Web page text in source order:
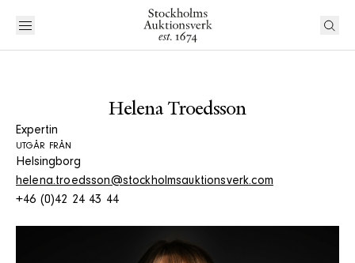
Helena Troedsson
Expertin
UTGÅR FRÅN
Helsingborg
helena.troedsson@stockholmsauktionsverk.com
+46 (0)42 24 43 44